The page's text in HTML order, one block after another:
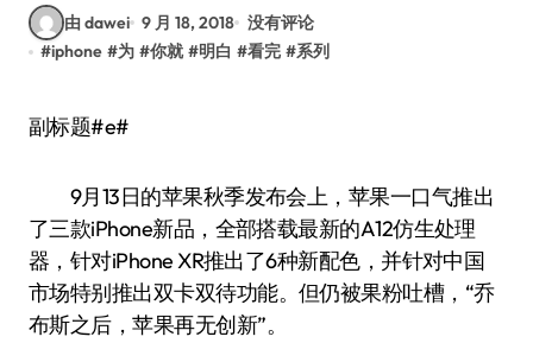
由 dawei 9 月 18, 2018 没有评论
#iphone #为 #你就 #明白 #看完 #系列
副标题#e#
9月13日的苹果秋季发布会上，苹果一口气推出
了三款iPhone新品，全部搭载最新的A12仿生处理
器，针对iPhone XR推出了6种新配色，并针对中国
市场特别推出双卡双待功能。但仍被果粉吐槽，“乔
布斯之后，苹果再无创新”。